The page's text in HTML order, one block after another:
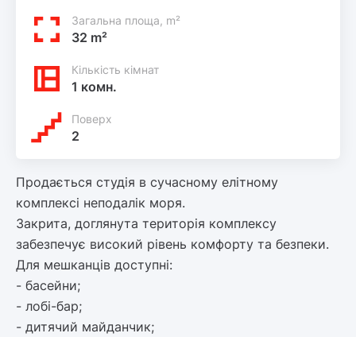
Загальна площа, m²
32 m²
Кількість кімнат
1 комн.
Поверх
2
Продається студія в сучасному елітному
комплексі неподалік моря.
Закрита, доглянута територія комплексу
забезпечує високий рівень комфорту та безпеки.
Для мешканців доступні:
- басейни;
- лобі-бар;
- дитячий майданчик;